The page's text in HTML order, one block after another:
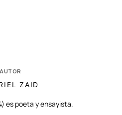
AUTOR
ZAID
es poeta y ensayista.